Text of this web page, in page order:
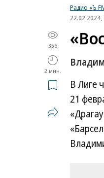
Радио «Ъ
22.02.2024,
356
2 мин.
В Лиге
21